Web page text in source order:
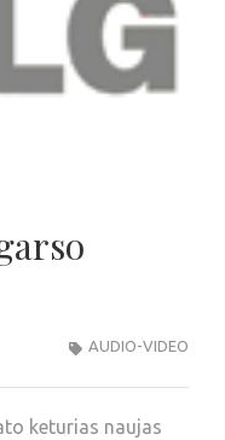
AUDIO-VIDEO
keturias naujas